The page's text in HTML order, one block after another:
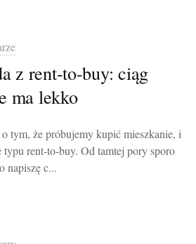
z rent-to-buy: ciąg
ma lekko
o tym, że próbujemy kupić mieszkanie, i
rent-to-buy. Od tamtej pory sporo
napiszę c...